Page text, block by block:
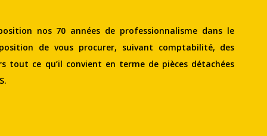
nos 70 années de professionnalisme dans le
de vous procurer, suivant comptabilité, des
tout ce qu’il convient en terme de pièces détachées